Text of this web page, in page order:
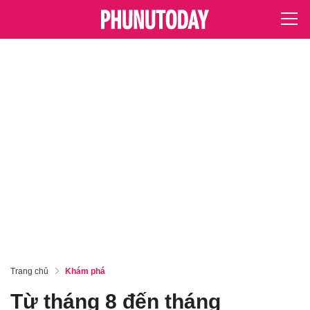
Trang chủ Khám phá
Từ tháng 8 đến tháng